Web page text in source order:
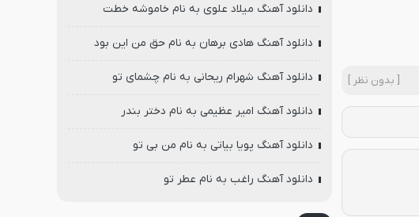
[ بدون نظر ]
دانلود آهنگ میلاد علوی به نام خاموشه خطت
دانلود آهنگ هادی برهان به نام حق من این بود
دانلود آهنگ شهرام ریحانی به نام چشمای تو
دانلود آهنگ امیر عظیمی به نام دختر بندر
دانلود آهنگ پویا بیاتی به نام من بی تو
دانلود آهنگ راغب به نام عطر تو